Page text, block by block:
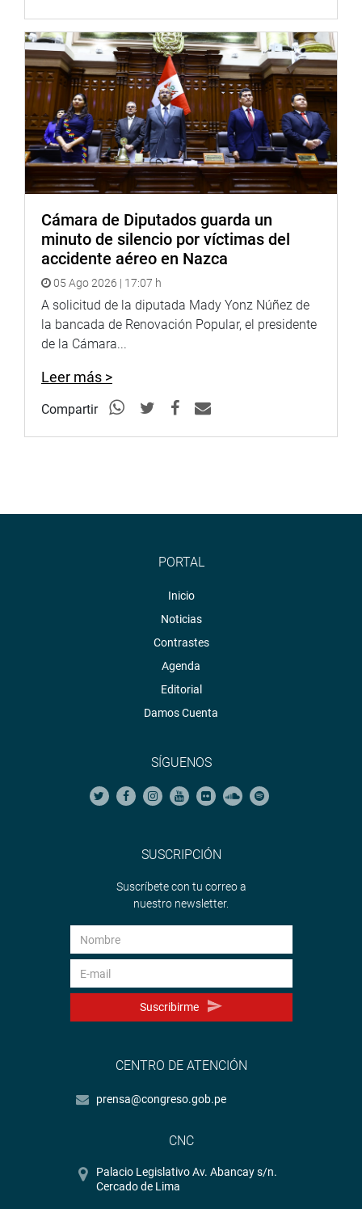
Cámara de Diputados guarda un
minuto de silencio por víctimas del
accidente aéreo en Nazca
05 Ago 2026 | 17:07 h
A solicitud de la diputada Mady Yonz Núñez de
la bancada de Renovación Popular, el presidente
de la Cámara...
Leer más >
Compartir
PORTAL
Inicio
Noticias
Contrastes
Agenda
Editorial
Damos Cuenta
SÍGUENOS
SUSCRIPCIÓN
Suscríbete con tu correo a
nuestro newsletter.
Suscribirme
CENTRO DE ATENCIÓN
prensa@congreso.gob.pe
CNC
Palacio Legislativo Av. Abancay s/n.
Cercado de Lima